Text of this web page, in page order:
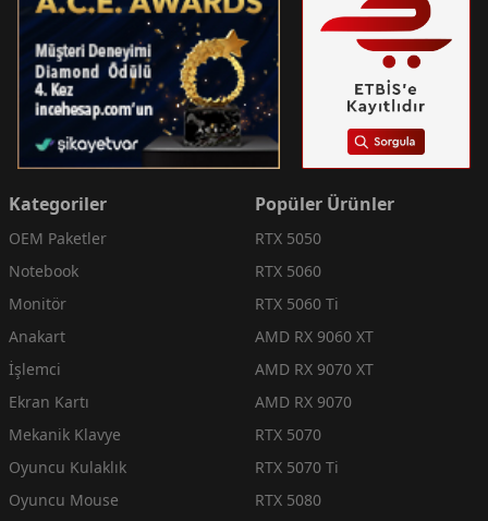
Kategoriler
OEM Paketler
Notebook
Monitör
Anakart
İşlemci
Ekran Kartı
Mekanik Klavye
Oyuncu Kulaklık
Oyuncu Mouse
Popüler Ürünler
RTX 5050
RTX 5060
RTX 5060 Ti
AMD RX 9060 XT
AMD RX 9070 XT
AMD RX 9070
RTX 5070
RTX 5070 Ti
RTX 5080